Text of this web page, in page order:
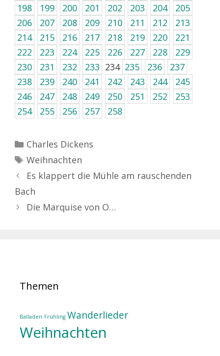
198
199 200 201 202 203 204
205
206
207 208 209 210 211 212
213
214
215 216 217 218 219 220
221
222
223 224 225 226 227 228
229
230
231 232 233 234 235 236
237
238
239 240 241 242 243 244
245
246
247 248 249 250 251 252
253
254
255 256 257 258
Kategorien
Charles Dickens
Schlagwörter
Weihnachten
Es klappert die Mühle am rauschenden
Bach
Die Marquise von O…
Themen
Balladen Frühling Wanderlieder
Weihnachten